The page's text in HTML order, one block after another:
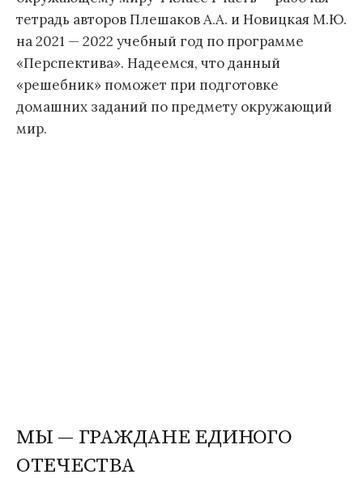
тетрадь авторов Плешаков А.А. и Новицкая М.Ю.
на 2021 — 2022 учебный год по программе
«Перспектива». Надеемся, что данный
«решебник» поможет при подготовке
домашних заданий по предмету окружающий
мир.
МЫ — ГРАЖДАНЕ ЕДИНОГО
ОТЕЧЕСТВА